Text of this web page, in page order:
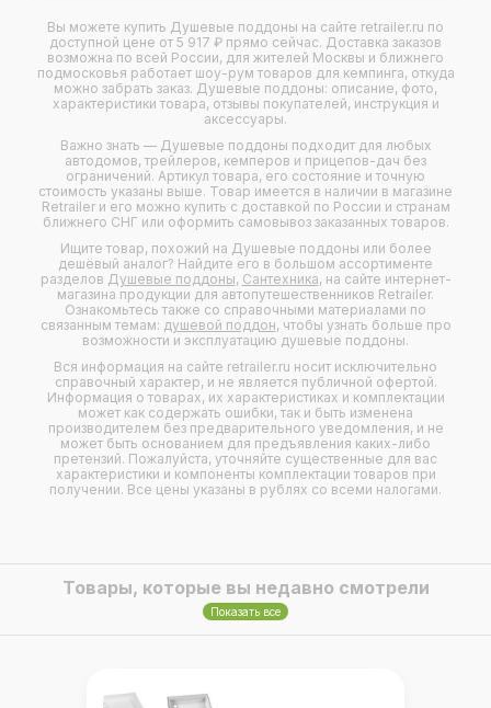
Вы можете купить Душевые поддоны на сайте retrailer.ru по
доступной цене от 5 917 ₽ прямо сейчас. Доставка заказов
возможна по всей России, для жителей Москвы и ближнего
подмосковья работает шоу-рум товаров для кемпинга, откуда
можно забрать заказ. Душевые поддоны: описание, фото,
характеристики товара, отзывы покупателей, инструкция и
аксессуары.
Важно знать — Душевые поддоны подходит для любых
автодомов, трейлеров, кемперов и прицепов-дач без
ограничений. Артикул товара, его состояние и точную
стоимость указаны выше. Товар имеется в наличии в магазине
Retrailer и его можно купить с доставкой по России и странам
ближнего СНГ или оформить самовывоз заказанных товаров.
Ищите товар, похожий на Душевые поддоны или более
дешёвый аналог? Найдите его в большом ассортименте
разделов Душевые поддоны, Сантехника, на сайте интернет-
магазина продукции для автопутешественников Retrailer.
Ознакомьтесь также со справочными материалами по
связанным темам: душевой поддон, чтобы узнать больше про
возможности и эксплуатацию душевые поддоны.
Вся информация на сайте retrailer.ru носит исключительно
справочный характер, и не является публичной офертой.
Информация о товарах, их характеристиках и комплектации
может как содержать ошибки, так и быть изменена
производителем без предварительного уведомления, и не
может быть основанием для предъявления каких-либо
претензий. Пожалуйста, уточняйте существенные для вас
характеристики и компоненты комплектации товаров при
получении. Все цены указаны в рублях со всеми налогами.
Товары, которые вы недавно смотрели
Показать все